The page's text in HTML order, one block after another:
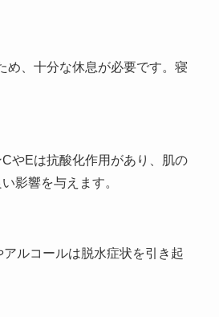
め、十分な休息が必要です。寝
やEは抗酸化作用があり、肌の
影響を与えます。
ルコールは脱水症状を引き起